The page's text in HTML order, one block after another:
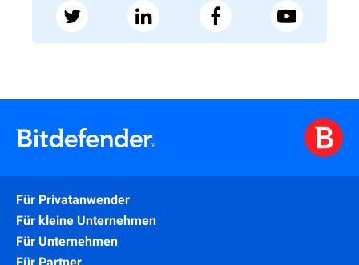
Für Privatanwender
Für kleine Unternehmen
Für Unternehmen